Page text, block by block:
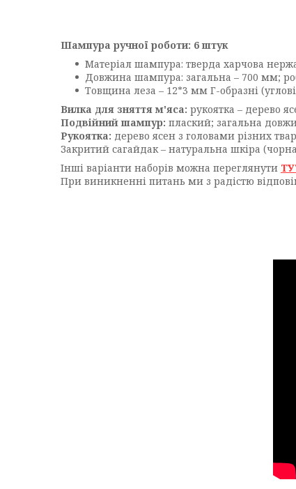
Шампура ручної роботи: 6 штук
Матеріал шампура: тверда харчова
Довжина шампура: загальна – 700 мм;
Товщина леза – 12*3 мм Г-образні
Вилка для зняття м'яса: рукоятка – дерево
Подвійний шампур: плаский; загальна
Рукоятка: дерево ясен з головами різних
Закритий сагайдак – натуральна шкіра
Інші варіанти наборів можна переглянути
При виникненні питань ми з радістю